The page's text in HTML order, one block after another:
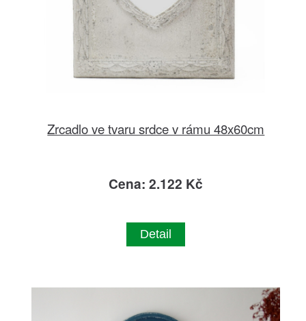
Zrcadlo ve tvaru srdce v rámu 48x60cm
Cena: 2.122 Kč
Detail